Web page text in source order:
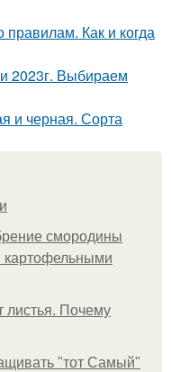
Как и когда
2023г. Выбираем
и черная. Сорта
смородины
листья. Почему
"тот Самый"